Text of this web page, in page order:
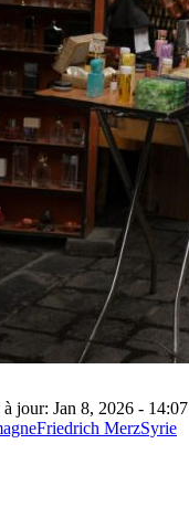
jour: Jan 8, 2026 - 14:07
Friedrich MerzSyrie